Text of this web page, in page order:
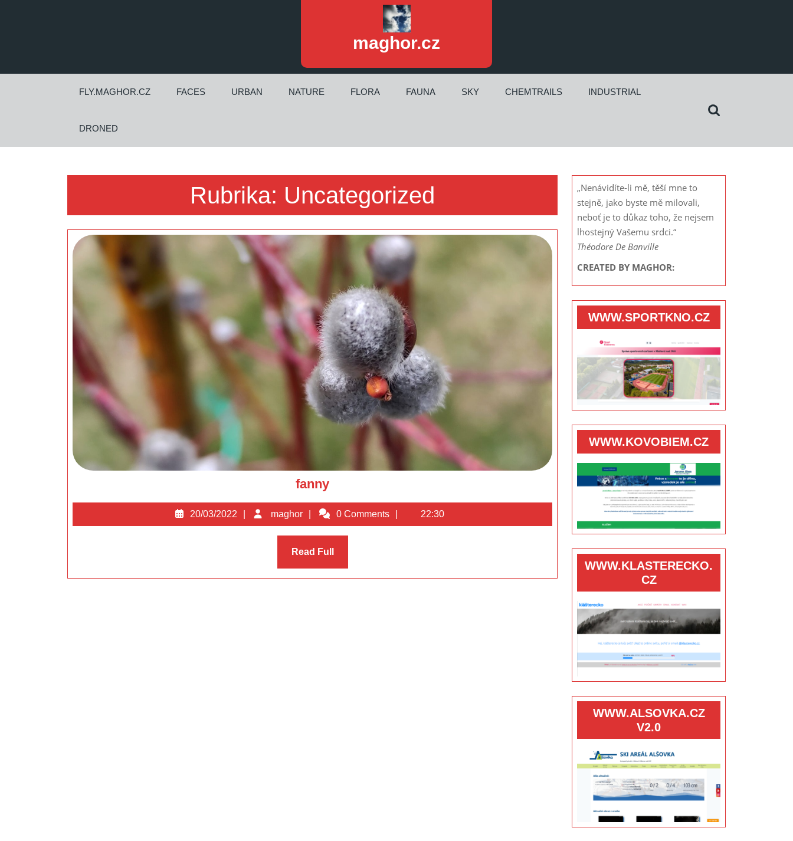
maghor.cz
FLY.MAGHOR.CZ FACES URBAN NATURE FLORA FAUNA SKY CHEMTRAILS INDUSTRIAL
DRONED
Rubrika: Uncategorized
fannyfanny
20/03/2022 20/03/2022
maghor maghor0 Comments 22:30
Read Full Read
„Nenávidíte-li mě, těší mne to
stejně, jako byste mě milovali,
neboť je to důkaz toho, že nejsem
lhostejný Vašemu srdci.“
Théodore De Banville
CREATED BY MAGHOR:
WWW.SPORTKNO.CZ
WWW.KOVOBIEM.CZ
WWW.KLASTERECKO.
CZ
WWW.ALSOVKA.CZ
V2.0